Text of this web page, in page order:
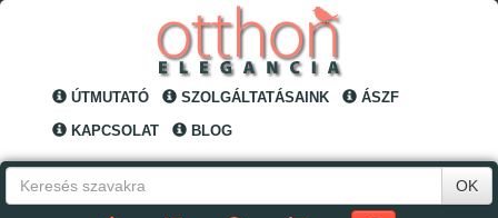
ÚTMUTATÓ SZOLGÁLTATÁSAINK
ÁSZF
KAPCSOLAT
BLOG
OK